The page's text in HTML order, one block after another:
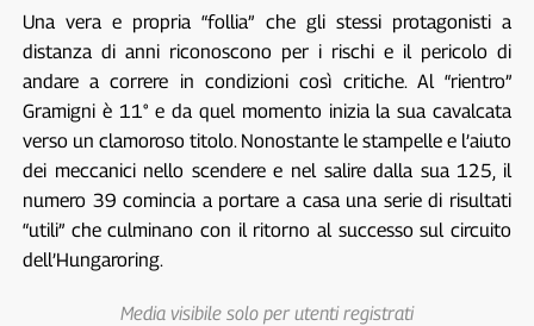
Una vera e propria “follia” che gli stessi protagonisti a
distanza di anni riconoscono per i rischi e il pericolo di
andare a correre in condizioni così critiche. Al “rientro”
Gramigni è 11° e da quel momento inizia la sua cavalcata
verso un clamoroso titolo. Nonostante le stampelle e l’aiuto
dei meccanici nello scendere e nel salire dalla sua 125, il
numero 39 comincia a portare a casa una serie di risultati
“utili” che culminano con il ritorno al successo sul circuito
dell’Hungaroring.
Media visibile solo per utenti registrati